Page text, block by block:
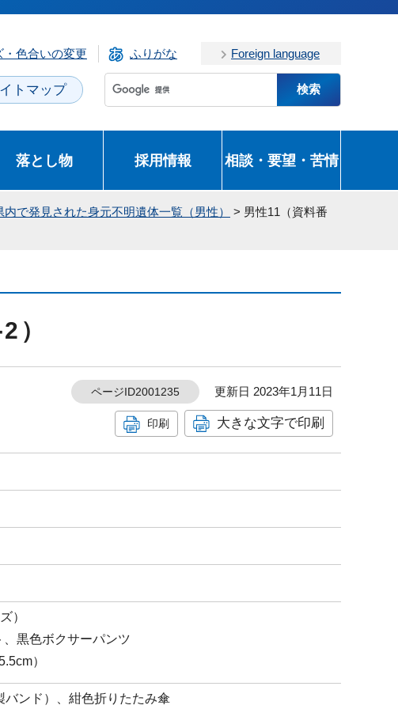
・色合いの変更 ふりがな Foreign language
トマップ
落とし物 採用情報 相談・要望・苦情
で発見された身元不明遺体一覧（男性）
> 男性11（資料番
）
ページID2001235 更新日 2023年1月11日
印刷 大きな文字で印刷
）
黒色ボクサーパンツ
）
ンド）、紺色折りたたみ傘